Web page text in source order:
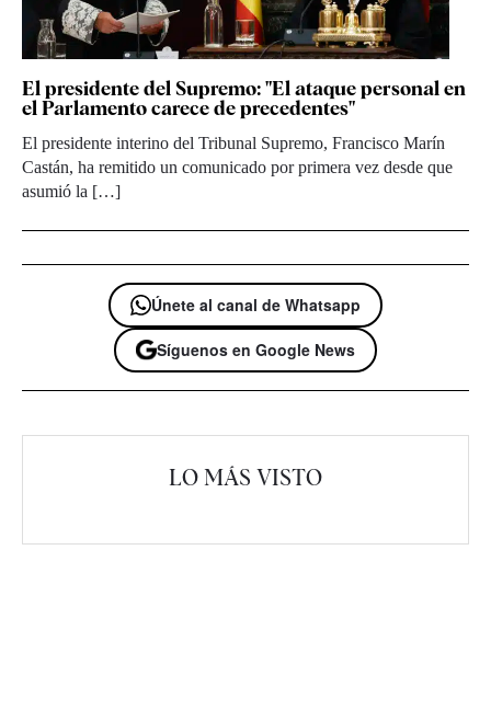
El presidente del Supremo: "El ataque personal en
el Parlamento carece de precedentes"
El presidente interino del Tribunal Supremo, Francisco Marín
Castán, ha remitido un comunicado por primera vez desde que
asumió la […]
Únete al canal de Whatsapp
Síguenos en Google News
LO MÁS VISTO